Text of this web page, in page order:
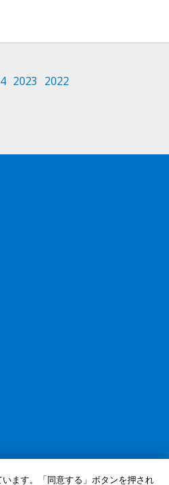
2023 2022
ます。「同意する」ボタンを押され